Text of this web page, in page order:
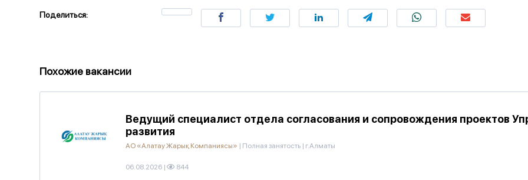
Поделиться:
Похожие вакансии
Ведущий специалист отдела согласования и сопровождения проектов
развития
АО «Алатау Жарық Компаниясы» | Полная занятость | г.Алматы
06.08.2026 | 844